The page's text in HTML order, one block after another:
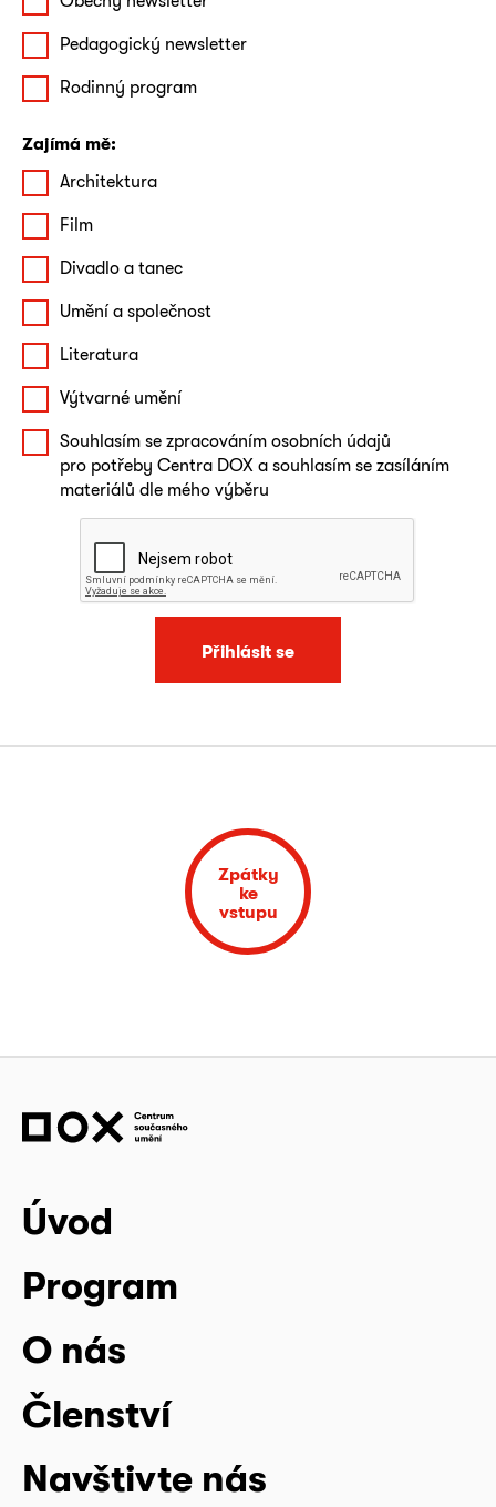
Pedagogický newsletter
Rodinný program
Zajímá mě:
Architektura
Film
Divadlo a tanec
Umění a společnost
Literatura
Výtvarné umění
Souhlasím se zpracováním osobních údajů
pro potřeby Centra DOX a souhlasím se zasíláním
materiálů dle mého výběru
Přihlásit se
Zpátky
ke
vstupu
Úvod
Program
O nás
Členství
Navštivte nás